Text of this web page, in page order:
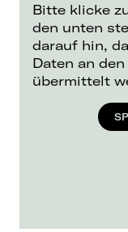
Bitte klicke
den unten
darauf hin,
Daten an
übermittelt